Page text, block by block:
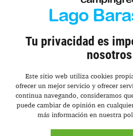
Lago
Tu privacidad es
nosotros
Este sitio web utiliza cookies
ofrecer un mejor servicio y ofrecer
continua navegando, consideramos
puede cambiar de opinión en
más información en nuestra